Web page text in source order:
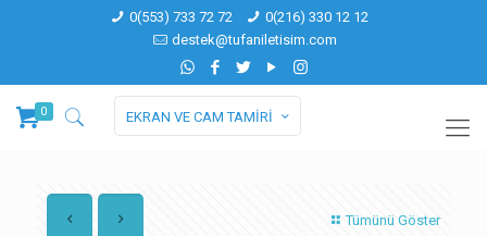
0(553) 733 72 72
0(216) 330 12 12
destek@tufaniletisim.com
0 EKRAN VE CAM TAMİRİ
Tümünü Göster